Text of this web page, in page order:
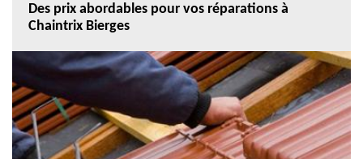
Des prix abordables pour vos réparations à
Chaintrix Bierges